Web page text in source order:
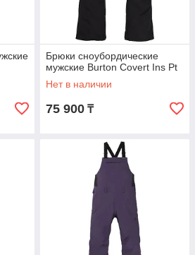
Брюки сноубордические
мужские Burton Covert Ins Pt
Нет в наличии
75 900 ₸